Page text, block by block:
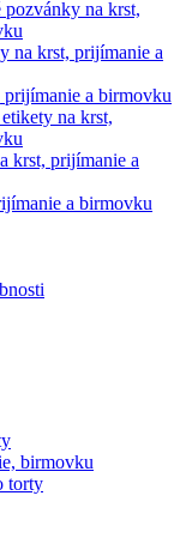
na krst,
na krst, prijímanie a
a birmovku
na krst,
krst, prijímanie a
a birmovku
birmovku
torty